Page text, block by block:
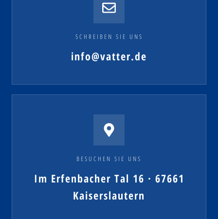
SCHREIBEN SIE UNS
info@vatter.de
BESUCHEN SIE UNS
Im Erfenbacher Tal 16 · 67661
Kaiserslautern